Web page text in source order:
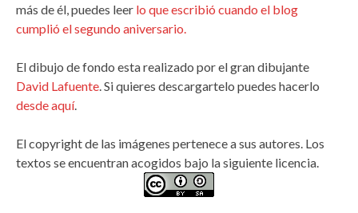
más de él, puedes leer lo que escribió cuando el blog
cumplió el segundo aniversario.
El dibujo de fondo esta realizado por el gran dibujante
David Lafuente . Si quieres descargartelo puedes hacerlo
desde aquí.
El copyright de las imágenes pertenece a sus autores. Los
textos se encuentran acogidos bajo la siguiente licencia.